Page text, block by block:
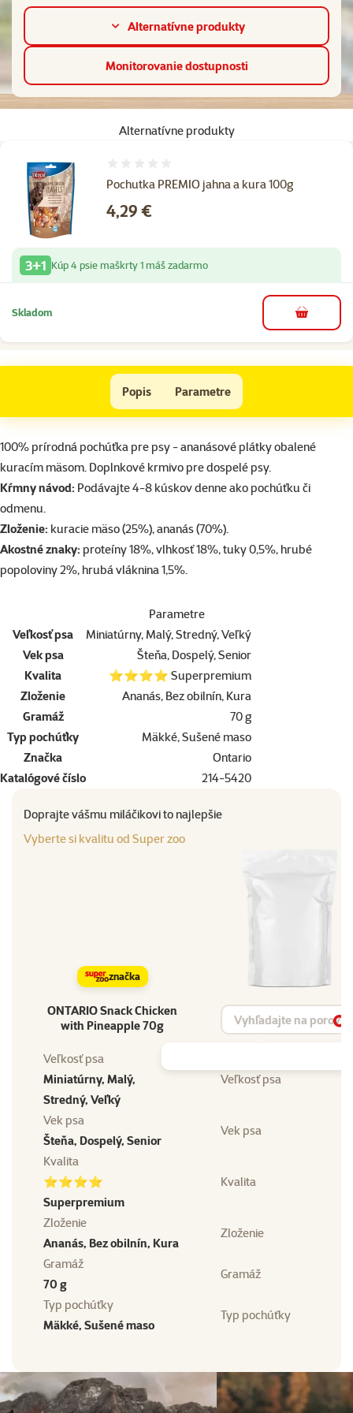
Alternatívne produkty
Monitorovanie dostupnosti
Alternatívne produkty
Pochutka PREMIO jahna a kura 100g
Cena
4,29 €
3+1 Kúp 4 psie maškrty 1 máš zadarmo
Skladom do košíka
ONTARIO Snack Chicken with Pineapple 70g
Popis Parametre
Na začiatok stránky
superzoo.product.detail.content
100% prírodná pochúťka pre psy - ananásové plátky obalené
kuracím mäsom. Doplnkové krmivo pre dospelé psy.
Kŕmny návod: Podávajte 4-8 kúskov denne ako pochúťku či
odmenu.
Zloženie: kuracie mäso (25%), ananás (70%).
Akostné znaky: proteíny 18%, vlhkosť 18%, tuky 0,5%, hrubé
popoloviny 2%, hrubá vláknina 1,5%.
Parametre
Veľkosť psa
Miniatúrny, Malý, Stredný, Veľký
Vek psa
Šteňa, Dospelý, Senior
Kvalita
⭐⭐⭐⭐ Superpremium
Zloženie
Ananás, Bez obilnín, Kura
Gramáž
70 g
Typ pochúťky
Mäkké, Sušené maso
Značka
Ontario
Katalógové číslo
214-5420
Doprajte vášmu miláčikovi to najlepšie
Vyberte si kvalitu od Super zoo
značka
ONTARIO Snack Chicken
with Pineapple 70g
Vyhľadávanie produktu
Veľkosť psa
Miniatúrny, Malý,
Stredný, Veľký
Veľkosť psa
Vek psa
Šteňa, Dospelý, Senior
Vek psa
Kvalita
⭐⭐⭐⭐
Superpremium
Kvalita
Zloženie
Ananás, Bez obilnín, Kura
Zloženie
Gramáž
70 g
Gramáž
Typ pochúťky
Mäkké, Sušené maso
Typ pochúťky